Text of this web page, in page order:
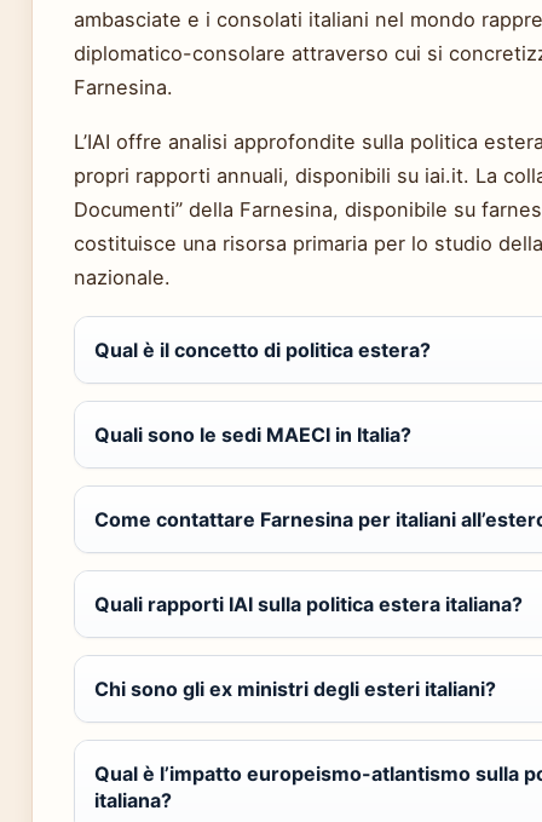
ambasciate e i consolati italiani nel mondo
diplomatico-consolare attraverso cui si
Farnesina.
L’IAI offre analisi approfondite sulla politica
propri rapporti annuali, disponibili su iai.it. La
Documenti” della Farnesina, disponibile su
costituisce una risorsa primaria per lo studio
nazionale.
Qual è il concetto di politica estera?
Quali sono le sedi MAECI in Italia?
Come contattare Farnesina per italiani
Quali rapporti IAI sulla politica estera italiana?
Chi sono gli ex ministri degli esteri italiani?
Qual è l’impatto europeismo-atlantismo sulla
italiana?